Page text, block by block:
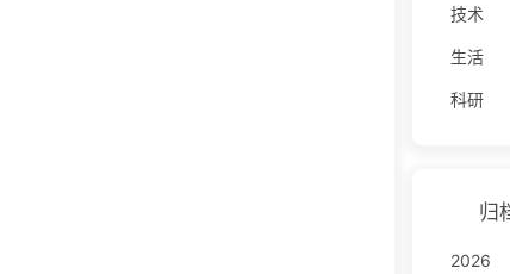
技术
生活
科研
归
2026